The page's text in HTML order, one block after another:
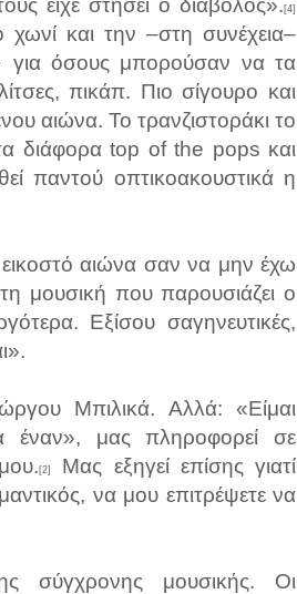
είχε στήσει ο διάβολος». [4]
και την –στη συνέχεια–
για όσους μπορούσαν να τα
πικάπ. Πιο σίγουρο και
αιώνα. Το τρανζιστοράκι το
διάφορα top of the pops και
παντού οπτικοακουστικά η
αιώνα σαν να μην έχω
μουσική που παρουσιάζει ο
Εξίσου σαγηνευτικές,
Μπιλικά. Αλλά: «Είμαι
έναν», μας πληροφορεί σε
[2]
Μας εξηγεί επίσης γιατί
να μου επιτρέψετε να
σύγχρονης μουσικής. Οι